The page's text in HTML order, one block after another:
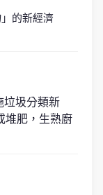
的新經濟
垃圾分類新
堆肥，生熟廚